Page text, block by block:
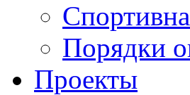
Порядки
Проекты